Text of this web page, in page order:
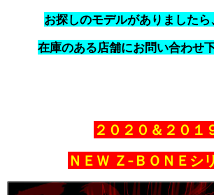
お探しのモデルがありましたら
在庫のある店舗にお問い合わせ
２０２０＆２０１
ＮＥＷ Ｚ‐ＢＯＮＥシ